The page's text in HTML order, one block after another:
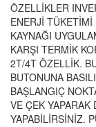
ÖZELLİKLER
ENERJİ
KAYNAĞI
KARŞI TERMİK
2T/4T ÖZELLİK.
BUTONUNA
BAŞLANGIÇ
VE ÇEK YAPARAK
YAPABİLİRSİNİZ.